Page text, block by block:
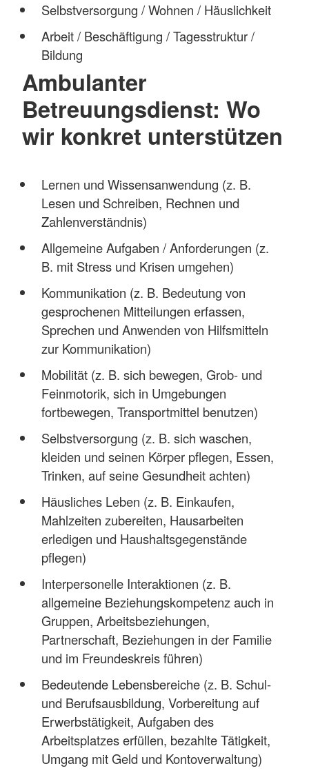
Selbstversorgung / Wohnen / Häuslichkeit
Arbeit / Beschäftigung / Tagesstruktur /
Bildung
Ambulanter
Betreuungsdienst: Wo
wir konkret unterstützen
Lernen und Wissensanwendung (z. B.
Lesen und Schreiben, Rechnen und
Zahlenverständnis)
Allgemeine Aufgaben / Anforderungen (z.
B. mit Stress und Krisen umgehen)
Kommunikation (z. B. Bedeutung von
gesprochenen Mitteilungen erfassen,
Sprechen und Anwenden von Hilfsmitteln
zur Kommunikation)
Mobilität (z. B. sich bewegen, Grob- und
Feinmotorik, sich in Umgebungen
fortbewegen, Transportmittel benutzen)
Selbstversorgung (z. B. sich waschen,
kleiden und seinen Körper pflegen, Essen,
Trinken, auf seine Gesundheit achten)
Häusliches Leben (z. B. Einkaufen,
Mahlzeiten zubereiten, Hausarbeiten
erledigen und Haushaltsgegenstände
pflegen)
Interpersonelle Interaktionen (z. B.
allgemeine Beziehungskompetenz auch in
Gruppen, Arbeitsbeziehungen,
Partnerschaft, Beziehungen in der Familie
und im Freundeskreis führen)
Bedeutende Lebensbereiche (z. B. Schul-
und Berufsausbildung, Vorbereitung auf
Erwerbstätigkeit, Aufgaben des
Arbeitsplatzes erfüllen, bezahlte Tätigkeit,
Umgang mit Geld und Kontoverwaltung)